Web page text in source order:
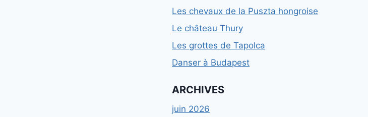
Les chevaux de la Puszta hongroise
Le château Thury
Les grottes de Tapolca
Danser à Budapest
ARCHIVES
juin 2026